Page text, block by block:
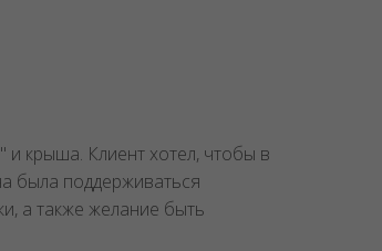
крыша. Клиент хотел, чтобы в
была поддерживаться
а также желание быть